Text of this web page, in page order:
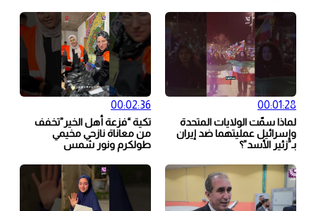
00:01:28
لماذا سمّت الولايات المتحدة
وإسرائيل عمليتهما ضد إيران
بـ”زئير الأسد”؟
00:02:36
تكية “فزعة أهل الخير”تخفف
من معاناة نازحي مخيمي
طولكرم ونور شمس